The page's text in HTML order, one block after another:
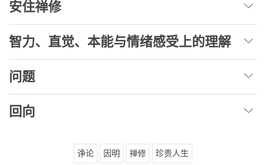
安住禅修
智力、直觉、本能与情绪感受上的理解
问题
回向
诤论 因明 禅修 珍贵人生